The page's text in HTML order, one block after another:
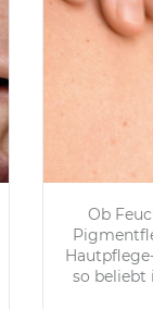
Ob
so beliebt